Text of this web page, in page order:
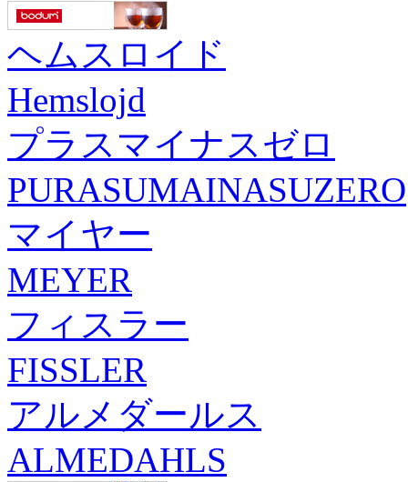
ヘムスロイド
Hemslojd
プラスマイナスゼロ
PURASUMAINASUZERO
マイヤー
MEYER
フィスラー
FISSLER
アルメダールス
ALMEDAHLS